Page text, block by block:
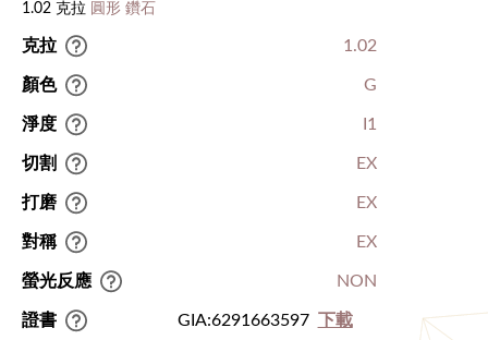
1.02 克拉 圓形 鑽石
克拉 1.02
顏色 G
淨度 I1
切割 EX
打磨 EX
對稱 EX
螢光反應 NON
證書 GIA:6291663597 下載